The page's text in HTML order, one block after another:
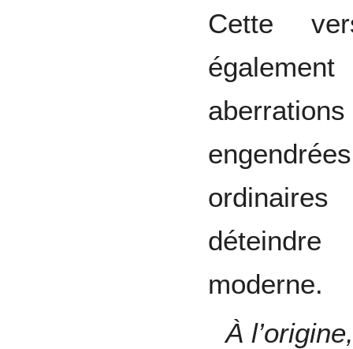
Cette
déteindre
moderne.
À